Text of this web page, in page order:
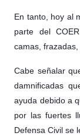
En tanto, hoy al
parte del
camas,
Cabe señalar
damnificadas
ayuda debido a
por las fuertes
Defensa Civil se